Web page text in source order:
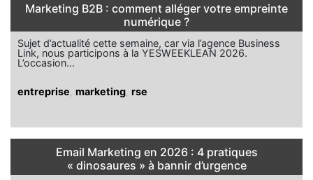
Marketing B2B : comment alléger votre empreinte
numérique ?
Sujet d’actualité cette semaine, car via l’agence Business
Link, nous participons à la YESWEEKLEAN 2026.
L’occasion…
entreprise marketing rse
Email Marketing en 2026 : 4 pratiques
« dinosaures » à bannir d’urgence